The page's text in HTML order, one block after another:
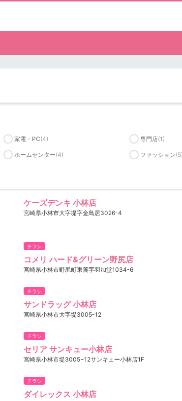
家電・PC(4) 専門店(1)
ホームセンター(4) ファッション(5)
ケーズデンキ 小林店
宮崎県小林市大字堤字金鳥居3026-4
チラシ
コメリ ハード&グリーン野尻店
宮崎県小林市野尻町東麓字羽加堂1034-6
チラシ
サンドラッグ 小林店
宮崎県小林市大字堤3005-12
チラシ
セリア サンキュー小林店
宮崎県小林市堤3005−12サンキュー小林店1F
チラシ
ダイレックス 小林店